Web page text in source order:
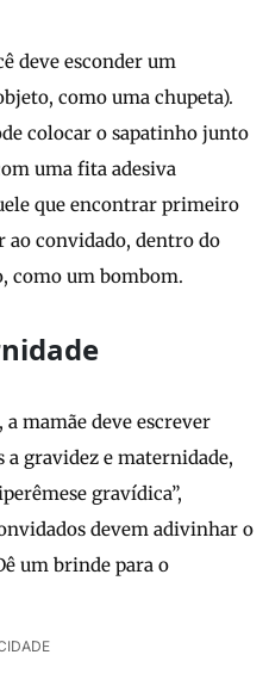
deve esconder um
como uma chupeta).
colocar o sapatinho junto
uma fita adesiva
que encontrar primeiro
ao convidado, dentro do
como um bombom.
mamãe deve escrever
gravidez e maternidade,
gravídica”,
devem adivinhar o
um brinde para o